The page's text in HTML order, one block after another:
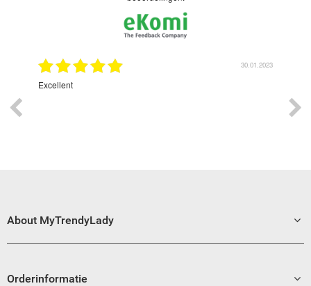
30.01.2023
Excellent
About MyTrendyLady
Orderinformatie